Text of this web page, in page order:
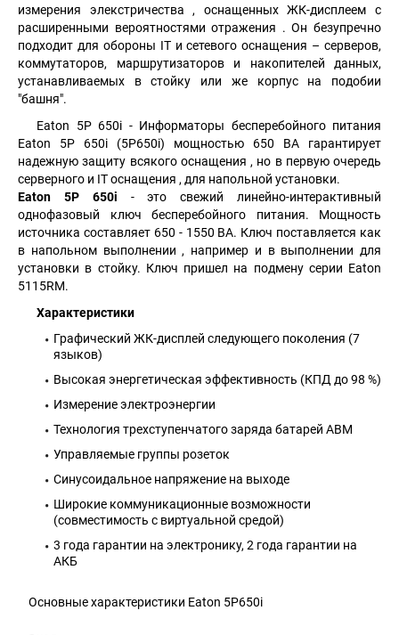
измерения элекстричества , оснащенных ЖК-дисплеем с
расширенными вероятностями отражения . Он безупречно
подходит для обороны IT и сетевого оснащения – серверов,
коммутаторов, маршрутизаторов и накопителей данных,
устанавливаемых в стойку или же корпус на подобии
"башня".
Eaton 5P 650i - Информаторы бесперебойного питания
Eaton 5P 650i (5P650i) мощностью 650 ВА гарантирует
надежную защиту всякого оснащения , но в первую очередь
серверного и IT оснащения , для напольной установки.
Eaton 5P 650i - это свежий линейно-интерактивный
однофазовый ключ бесперебойного питания. Мощность
источника составляет 650 - 1550 ВА. Ключ поставляется как
в напольном выполнении , например и в выполнении для
установки в стойку. Ключ пришел на подмену серии Eaton
5115RM.
Характеристики
Графический ЖК-дисплей следующего поколения (7
языков)
Высокая энергетическая эффективность (КПД до 98 %)
Измерение электроэнергии
Технология трехступенчатого заряда батарей АВМ
Управляемые группы розеток
Синусоидальное напряжение на выходе
Широкие коммуникационные возможности
(совместимость с виртуальной средой)
3 года гарантии на электронику, 2 года гарантии на
АКБ
Основные характеристики Eaton 5P650i